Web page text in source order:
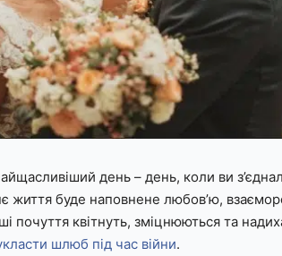
день – день, коли ви
життя буде наповнене любов’ю,
почуття квітнуть, зміцнюються та
шлюб під час війни.